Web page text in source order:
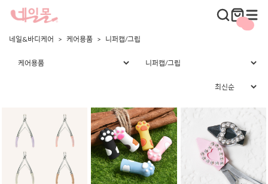
네일&바디케어 케어용품 니퍼캡/그립